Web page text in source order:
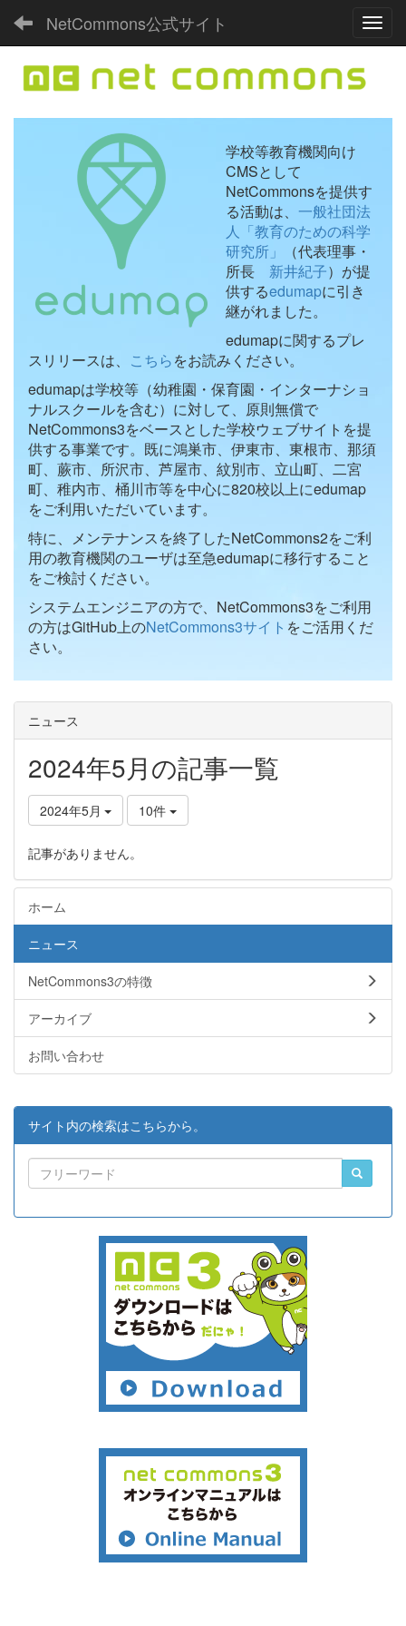
NetCommons公式サイト
学校等教育機関向け
CMSとして
NetCommonsを提供す
る活動は、 一般社団法
人「教育のための科学
研究所」
（代表理事・
所長 新井紀子）が提
供するedumapに引き
継がれました。
edumapに関するプレ
スリリースは、 こちらをお読みください。
edumapは学校等（幼稚園・保育園・インターナショ
ナルスクールを含む）に対して、原則無償で
NetCommons3をベースとした学校ウェブサイトを提
供する事業です。既に鴻巣市、伊東市、東根市、那須
町、蕨市、所沢市、芦屋市、紋別市、立山町、二宮
町、稚内市、桶川市等を中心に820校以上にedumap
をご利用いただいています。
特に、メンテナンスを終了したNetCommons2をご利
用の教育機関のユーザは至急edumapに移行すること
をご検討ください。
システムエンジニアの方で、NetCommons3をご利用
の方はGitHub上のNetCommons3サイト をご活用くだ
さい。
ニュース
2024年5月の記事一覧
2024年5月 10件
記事がありません。
ホーム
ニュース
NetCommons3の特徴
アーカイブ
お問い合わせ
サイト内の検索はこちらから。